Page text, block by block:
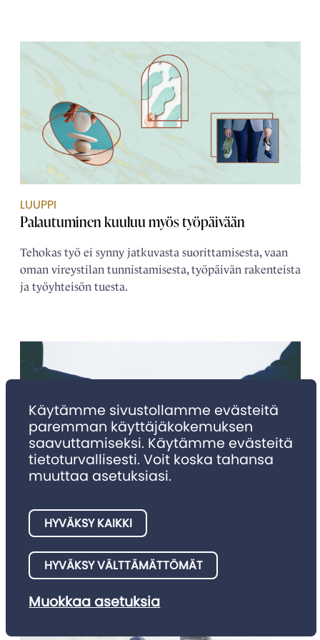
LUUPPI
Palautuminen kuuluu myös työpäivään
Tehokas työ ei synny jatkuvasta suorittamisesta, vaan
oman vireystilan tunnistamisesta, työpäivän rakenteista
ja työyhteisön tuesta.
Nimitykset 4/2025
Julkaisemme tällä palstalla asianajotoimistojen meille
ilmoittamia nimitysuutisia.
Käytämme sivustollamme evästeitä
paremman käyttäjäkokemuksen
saavuttamiseksi. Käytämme evästeitä
tietoturvallisesti. Voit koska tahansa
muuttaa asetuksiasi.
HYVÄKSY VÄLTTÄMÄTTÖMÄT
HYVÄKSY KAIKKI
Muokkaa asetuksia